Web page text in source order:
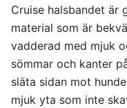
Cruise halsbandet är
material som är
vadderad med mjuk
sömmar och kanter
släta sidan mot
mjuk yta som inte